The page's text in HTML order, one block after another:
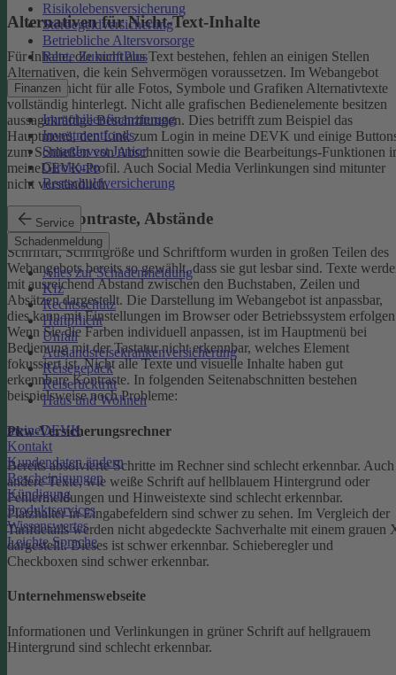
Risikolebensversicherung
Sterbegeldversicherung
Betriebliche Altersvorsorge
Rente ZukunftPlus
Finanzen
Immobilienfinanzierung
Investmentfonds
SmartInvest Junior
Girokonto
Restschuldversicherung
Service
Schadenmeldung
Alles zur Schadenmeldung
Kfz
Rechtsschutz
Haftpflicht
Unfall
Auslandsreisekrankenversicherung
Reisegepäck
Reiserücktritt
Haus und Wohnen
meineDEVK
Kontakt
Kundendaten ändern
Bescheinigungen
Kündigung
Produktservices
Wissenswertes
Leichte Sprache
Alternativen für Nicht-Text-Inhalte
Für Inhalte, die nicht aus Text bestehen, fehlen an einigen Stellen
Alternativen, die kein Sehvermögen voraussetzen. Im Webangebot
sind noch nicht für alle Fotos, Symbole und Grafiken Alternativtexte
vollständig hinterlegt. Nicht alle grafischen Bedienelemente besitzen
aussagekräftige Beschriftungen. Dies betrifft zum Beispiel das
Hauptmenü, den Link zum Login in meine DEVK und einige
zum Schließen von Abschnitten sowie die Bearbeitungs-Funktionen
meineDEVK-Profil. Auch Social Media Verlinkungen sind mitunter
nicht verständlich.
Schrift, Kontraste, Abstände
Schriftart, Schriftgröße und Schriftform wurden in großen Teilen des
Webangebots bereits so gewählt, dass sie gut lesbar sind. Texte
mit ausreichend Abstand zwischen den Buchstaben, Zeilen und
Absätzen dargestellt. Die Darstellung im Webangebot ist anpassbar,
dies kann mit Einstellungen im Browser oder Betriebssystem
Wenn Sie die Farben individuell anpassen, ist im Hauptmenü bei
Bedienung mit der Tastatur nicht erkennbar, welches Element
fokussiert ist.Nicht alle Texte und visuelle Inhalte haben gut
erkennbare Kontraste. In folgenden Seitenabschnitten bestehen
beispielsweise noch Probleme:
Pkw-Versicherungsrechner
Bereits absolvierte Schritte im Rechner sind schlecht erkennbar. Auch
andere Texte, wie weiße Schrift auf hellblauem Hintergrund oder
Fehlermeldungen und Hinweistexte sind schlecht erkennbar.
Platzhalter in Eingabefeldern sind schwer zu sehen. Im Vergleich der
Tarifdetails werden nicht abgedeckte Sachverhalte mit einem grauen
dargestellt. Dieses ist schwer erkennbar. Schieberegler und
Checkboxen sind schwer erkennbar.
Unternehmenswebseite
Informationen und Verlinkungen in grüner Schrift auf hellgrauem
Hintergrund sind schlecht erkennbar.